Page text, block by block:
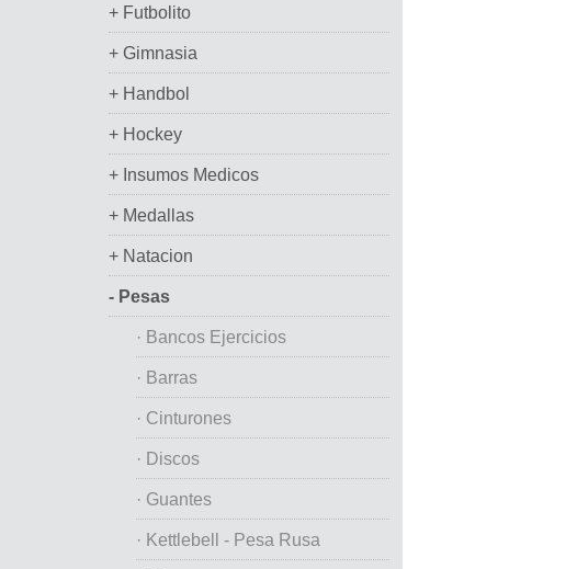
+ Futbolito
+ Gimnasia
+ Handbol
+ Hockey
+ Insumos Medicos
+ Medallas
+ Natacion
- Pesas
· Bancos Ejercicios
· Barras
· Cinturones
· Discos
· Guantes
· Kettlebell - Pesa Rusa